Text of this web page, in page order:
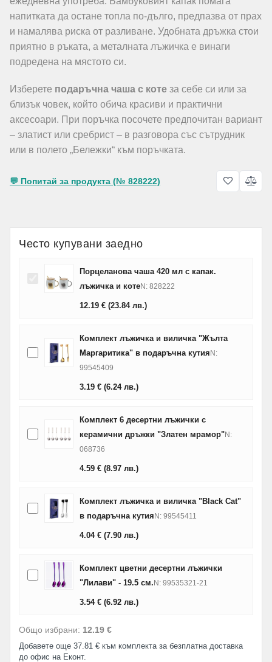
напитката да остане топла по-дълго, предпазва от прах
и намалява риска от разливане. Удобната дръжка стои
приятно в ръката, а металната лъжичка е винаги
подредена на мястото си.
Изберете подаръчна чаша с коте за себе си или за
близък човек, който обича красиви и практични
аксесоари. При поръчка посочете предпочитан вариант
– златист или сребрист – в разговора със сътрудник
или в полето „Бележки“ към поръчката.
💬 Попитай за продукта (№ 828222)
Често купувани заедно
Порцеланова чаша 420 мл с капак.
лъжичка и котеN: 828222
12.19 € (23.84 лв.)
Комплект лъжичка и виличка "Жълта
Маргаритика" в подаръчна кутияN:
99545409
3.19 € (6.24 лв.)
Комплект 6 десертни лъжички с
керамични дръжки "Златен мрамор"N:
068736
4.59 € (8.97 лв.)
Комплект лъжичка и виличка "Black Cat"
в подаръчна кутияN: 99545411
4.04 € (7.90 лв.)
Комплект цветни десертни лъжички
"Лилави" - 19.5 см.N: 99535321-21
3.54 € (6.92 лв.)
Общо избрани: 12.19 €
Добавете още 37.81 € към комплекта за безплатна доставка
до офис на Еконт.